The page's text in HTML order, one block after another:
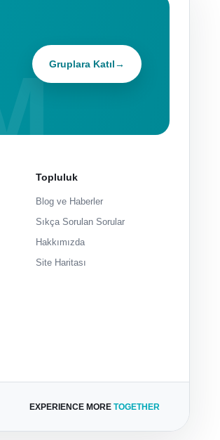
Gruplara Katıl→
Topluluk
Blog ve Haberler
Sıkça Sorulan Sorular
Hakkımızda
Site Haritası
EXPERIENCE MORE TOGETHER